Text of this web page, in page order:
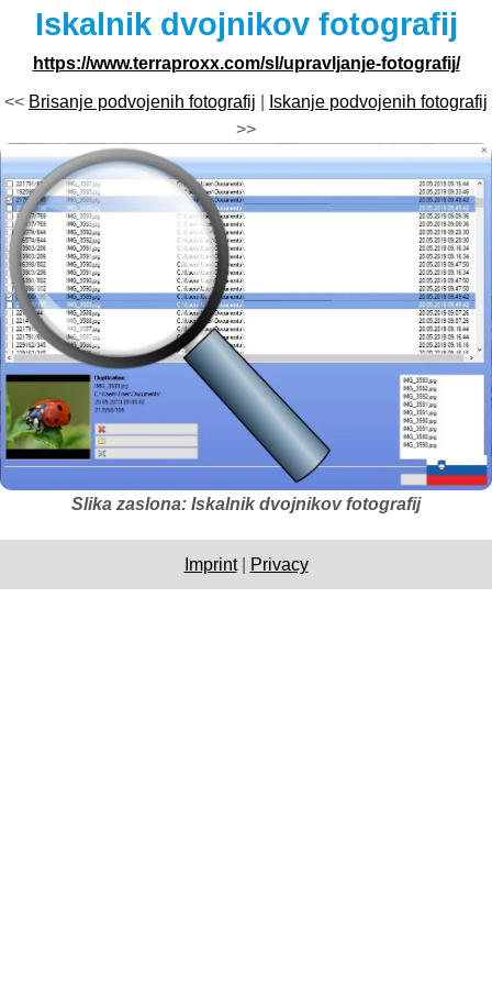
Iskalnik dvojnikov fotografij
https://www.terraproxx.com/sl/upravljanje-fotografij/
<< Brisanje podvojenih fotografij
Iskanje podvojenih fotografij
>>
Slika zaslona: Iskalnik dvojnikov fotografij
Imprint| Privacy